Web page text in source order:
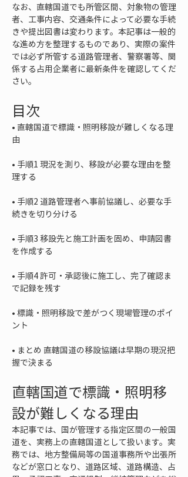
なお、直轄国道でも所管区間、対象物の管理
者、工事内容、交通条件によって必要な手続
きや提出図書は変わります。本記事は一般的
な進め方を整理するものであり、実際の案件
では必ず所管する道路管理者、警察署等、関
係する占用企業者に最新条件を確認してくだ
さい。
目次
• 直轄国道で標識・照明移設が難しくなる理
• 手順1 現況を測り、移設が必要な理由を整
• 手順2 道路管理者へ事前協議し、必要な手
• 手順3 移設先と施工計画を固め、申請図書
• 手順4 許可・承認後に施工し、完了確認ま
• 標識・照明移設で差がつく現場管理のポイ
• まとめ 直轄国道の移設協議は早期の現況把
握で決まる
直轄国道で標識・照明移
設が難しくなる理由
本記事では、国が管理する指定区間の一般国
道を、実務上の直轄国道として扱います。実
務では、地方整備局等の国道事務所や出張所
などが窓口となり、道路区域、道路構造、占